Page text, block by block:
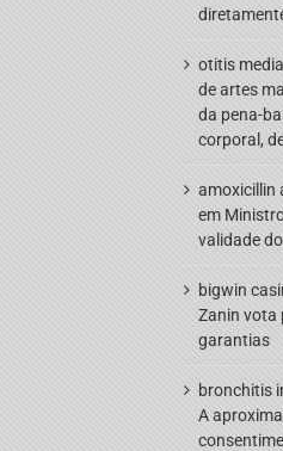
otitis
de artes
da pena-
corporal,
amoxicillin
em
validade
bigwin
Zanin vota
garantias
bronchitis
A